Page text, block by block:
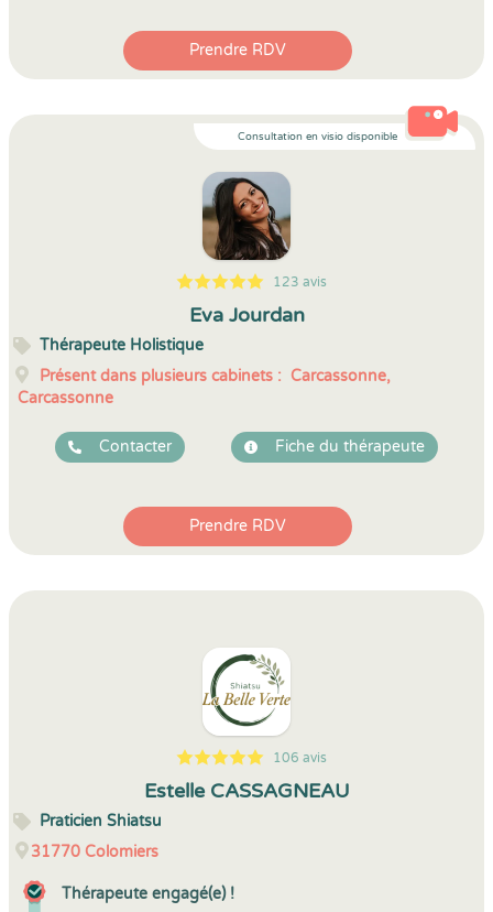
Prendre RDV
Consultation en visio disponible
5
1
5
123 123 avis
Eva Jourdan
Thérapeute Holistique
Présent dans plusieurs cabinets : Carcassonne,
Carcassonne
Contacter Fiche du thérapeute
Prendre RDV
5
1
5
106 106 avis
Estelle CASSAGNEAU
Praticien Shiatsu
31770 Colomiers
Thérapeute engagé(e) !